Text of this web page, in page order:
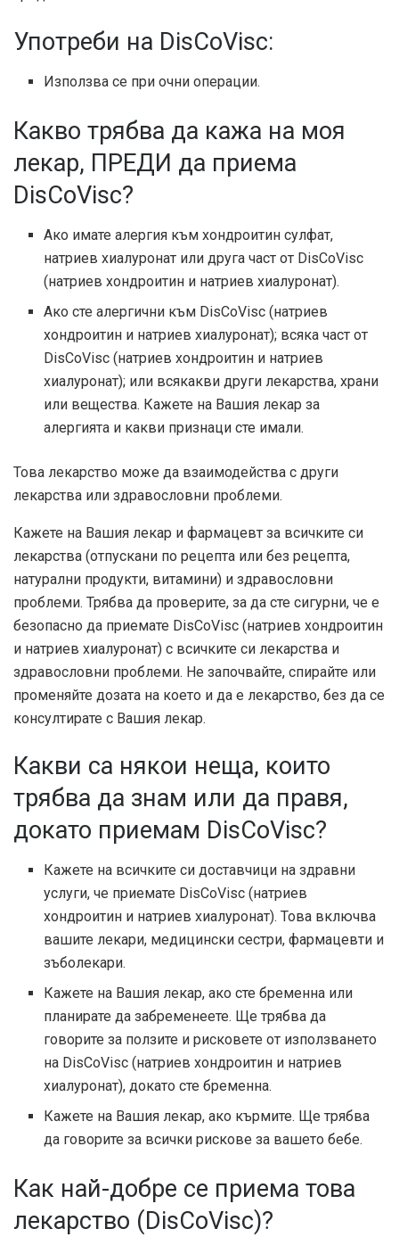
Употреби на DisCoVisc:
Използва се при очни операции.
Какво трябва да кажа на моя
лекар, ПРЕДИ да приема
DisCoVisc?
Ако имате алергия към хондроитин сулфат,
натриев хиалуронат или друга част от DisCoVisc
(натриев хондроитин и натриев хиалуронат).
Ако сте алергични към DisCoVisc (натриев
хондроитин и натриев хиалуронат); всяка част от
DisCoVisc (натриев хондроитин и натриев
хиалуронат); или всякакви други лекарства, храни
или вещества. Кажете на Вашия лекар за
алергията и какви признаци сте имали.
Това лекарство може да взаимодейства с други
лекарства или здравословни проблеми.
Кажете на Вашия лекар и фармацевт за всичките си
лекарства (отпускани по рецепта или без рецепта,
натурални продукти, витамини) и здравословни
проблеми. Трябва да проверите, за да сте сигурни, че е
безопасно да приемате DisCoVisc (натриев хондроитин
и натриев хиалуронат) с всичките си лекарства и
здравословни проблеми. Не започвайте, спирайте или
променяйте дозата на което и да е лекарство, без да се
консултирате с Вашия лекар.
Какви са някои неща, които
трябва да знам или да правя,
докато приемам DisCoVisc?
Кажете на всичките си доставчици на здравни
услуги, че приемате DisCoVisc (натриев
хондроитин и натриев хиалуронат). Това включва
вашите лекари, медицински сестри, фармацевти и
зъболекари.
Кажете на Вашия лекар, ако сте бременна или
планирате да забременеете. Ще трябва да
говорите за ползите и рисковете от използването
на DisCoVisc (натриев хондроитин и натриев
хиалуронат), докато сте бременна.
Кажете на Вашия лекар, ако кърмите. Ще трябва
да говорите за всички рискове за вашето бебе.
Как най-добре се приема това
лекарство (DisCoVisc)?